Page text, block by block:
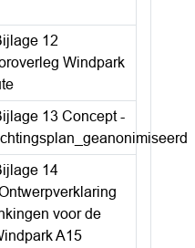
12
Windpark
13 Concept -
14
voor de
A15